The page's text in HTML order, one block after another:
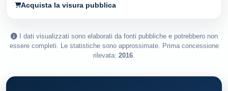
Acquista la visura pubblica
I dati visualizzati sono elaborati da fonti pubbliche e potrebbero non
essere completi. Le statistiche sono approssimate. Prima concessione
rilevata: 2016.